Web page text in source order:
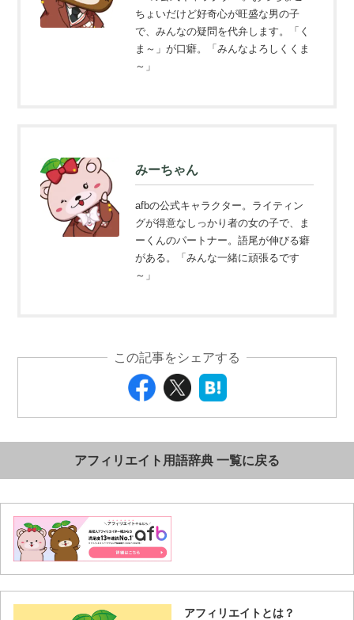
ちょいだけど好奇心が旺盛な男の子
で、みんなの疑問を代弁します。「く
ま～」が口癖。「みんなよろしくくま
～」
みーちゃん
afbの公式キャラクター。ライティン
グが得意なしっかり者の女の子で、ま
ーくんのパートナー。語尾が伸びる癖
がある。「みんな一緒に頑張るです
～」
この記事をシェアする
アフィリエイト用語辞典 一覧に戻る
アフィリエイトとは？